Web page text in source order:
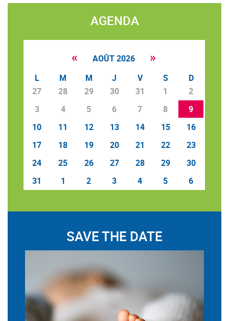
AGENDA
« AOÛT 2026 »
L M M J V S
D
27
28 29 30 31 1
2
3
4 5 6 7 8
9
10
11 12 13 14 15
16
17
18 19 20 21 22
23
24
25 26 27 28 29
30
31
1 2 3 4 5 6
SAVE THE DATE